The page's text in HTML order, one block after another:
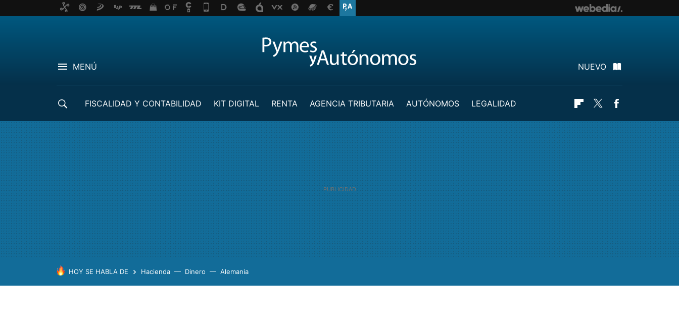
MENÚ NUEVO
FISCALIDAD Y CONTABILIDAD KIT DIGITAL RENTA AGENCIA TRIBUTARIA AUTÓNOMOS
LEGALIDAD
Flipboard
Twitter
HOY SE HABLA DE Hacienda Dinero Alemania